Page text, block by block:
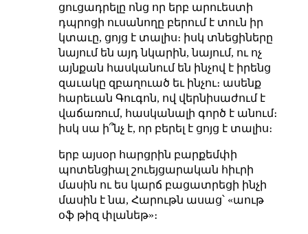
ցուցադրելը ոնց որ երբ արուեստի
դպրոցի ուսանողը բերում է տուն իր
կտաւը, ցոյց է տալիս։ իսկ տնեցիները
նայում են այդ նկարին, նայում, ու ոչ
այնքան հասկանում են ինչով է իրենց
զաւակը զբաղուած եւ ինչու։ ասենք
հարեւան Գուգոն, ով վերնիսաժում է
վաճառում, հասկանալի գործ է անում։
իսկ սա ի՞նչ է, որ բերել է ցոյց է տալիս։
երբ այսօր հարցրին բարքեմփի
պոտենցիալ շուեյցարական հիւրի
մասին ու ես կարճ բացատրեցի ինչի
մասին է նա, Հարութն ասաց՝ «աութ
օֆ թիզ փլանեթ»։